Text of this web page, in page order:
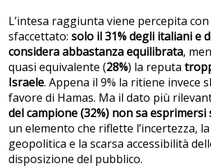
L’intesa raggiunta viene percepita
sfaccettato: solo il 31% degli italiani e
considera abbastanza equilibrata,
quasi equivalente (28%) la reputa
Israele. Appena il 9% la ritiene invece
favore di Hamas. Ma il dato più
del campione (32%) non sa esprimersi
un elemento che riflette l’incertezza,
geopolitica e la scarsa accessibilità
disposizione del pubblico.